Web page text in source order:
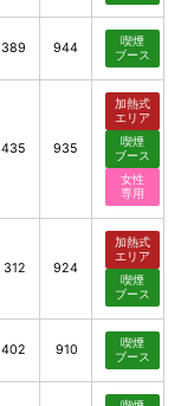
389 944
喫煙
ブース
435 935
加熱式
エリア
喫煙
ブース
女性
専用
312 924
加熱式
エリア
喫煙
ブース
402 910
喫煙
ブース